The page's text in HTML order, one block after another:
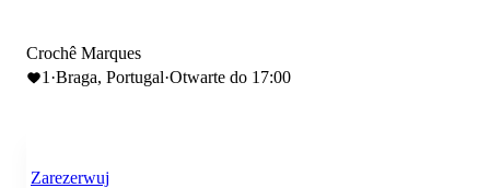
Crochê Marques
1 ·Braga, Portugal·Otwarte do 17:00
Zarezerwuj